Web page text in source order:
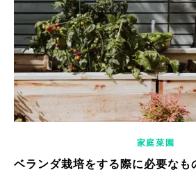
家庭菜園
ベランダ栽培をする際に必要なも